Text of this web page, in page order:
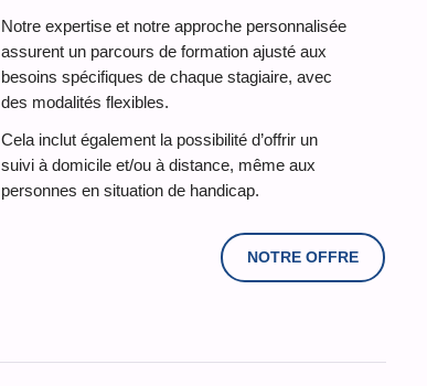
Notre expertise et notre approche personnalisée
assurent un parcours de formation ajusté aux
besoins spécifiques de chaque stagiaire, avec
des modalités flexibles.
Cela inclut également la possibilité d’offrir un
suivi à domicile et/ou à distance, même aux
personnes en situation de handicap.
NOTRE OFFRE